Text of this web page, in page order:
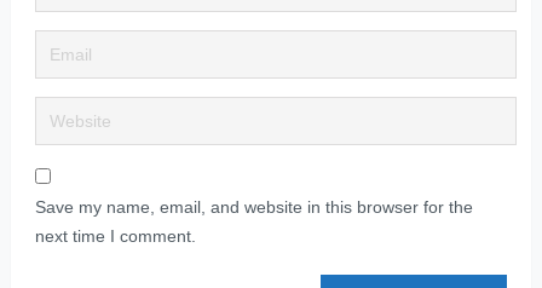
Save my name, email, and website in this browser for the
next time I comment.